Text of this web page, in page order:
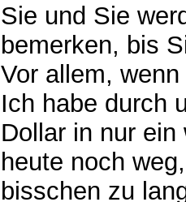
Sie und Sie
bemerken, bis
Vor allem,
Ich habe durch
Dollar in nur
heute noch
bisschen zu